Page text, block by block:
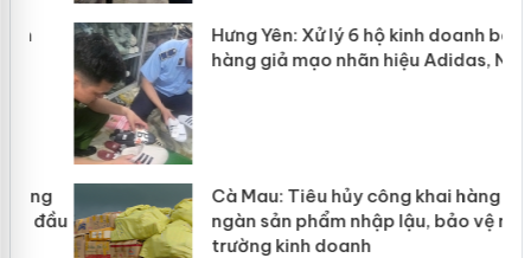
Hưng Yên: Xử lý 6 hộ kinh doanh bán
hàng giả mạo nhãn hiệu Adidas, Nike
Cà Mau: Tiêu hủy công khai hàng
ngàn sản phẩm nhập lậu, bảo vệ môi
trường kinh doanh